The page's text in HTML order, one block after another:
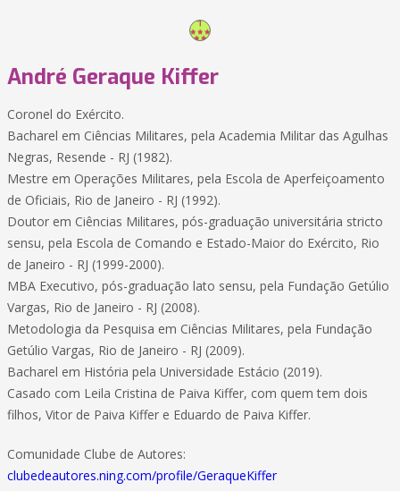
André Geraque Kiffer
Coronel do Exército.
Bacharel em Ciências Militares, pela Academia Militar das Agulhas
Negras, Resende - RJ (1982).
Mestre em Operações Militares, pela Escola de Aperfeiçoamento
de Oficiais, Rio de Janeiro - RJ (1992).
Doutor em Ciências Militares, pós-graduação universitária stricto
sensu, pela Escola de Comando e Estado-Maior do Exército, Rio
de Janeiro - RJ (1999-2000).
MBA Executivo, pós-graduação lato sensu, pela Fundação Getúlio
Vargas, Rio de Janeiro - RJ (2008).
Metodologia da Pesquisa em Ciências Militares, pela Fundação
Getúlio Vargas, Rio de Janeiro - RJ (2009).
Bacharel em História pela Universidade Estácio (2019).
Casado com Leila Cristina de Paiva Kiffer, com quem tem dois
filhos, Vitor de Paiva Kiffer e Eduardo de Paiva Kiffer.
Comunidade Clube de Autores:
clubedeautores.ning.com/profile/GeraqueKiffer